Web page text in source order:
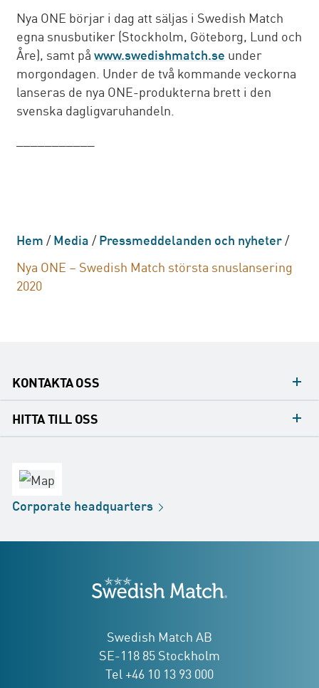
Nya ONE börjar i dag att säljas i Swedish Match
egna snusbutiker (Stockholm, Göteborg, Lund och
Åre), samt påwww.swedishmatch.se under
morgondagen. Under de två kommande veckorna
lanseras de nya ONE-produkterna brett i den
svenska dagligvaruhandeln.
Hem/Media/Pressmeddelanden och nyheter/
Nya ONE – Swedish Match största snuslansering
2020
KONTAKTA OSS
Konsumentkontakt
HITTA TILL OSS
Försäljningskontor
Distribution
Butik
Corporate headquarters
Swedish Match
Swedish Match AB
SE-118 85 Stockholm
Tel +46 10 13 93 000